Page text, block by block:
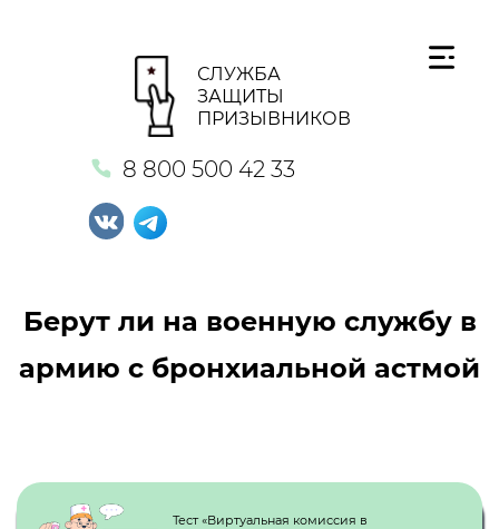
СЛУЖБА
ЗАЩИТЫ
ПРИЗЫВНИКОВ
8 800 500 42 33
Берут ли на военную службу в
армию с бронхиальной астмой
Тест «Виртуальная комиссия в